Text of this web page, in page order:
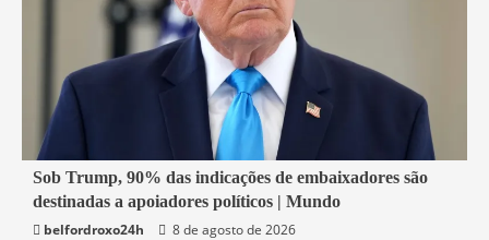
4 min read
Economia
Sob Trump, 90% das indicações de embaixadores são
destinadas a apoiadores políticos | Mundo
belfordroxo24h
8 de agosto de 2026